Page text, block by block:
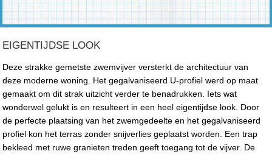
EIGENTIJDSE LOOK
Deze strakke gemetste zwemvijver versterkt de architectuur van
deze moderne woning. Het gegalvaniseerd U-profiel werd op maat
gemaakt om dit strak uitzicht verder te benadrukken. Iets wat
wonderwel gelukt is en resulteert in een heel eigentijdse look. Door
de perfecte plaatsing van het zwemgedeelte en het gegalvaniseerd
profiel kon het terras zonder snijverlies geplaatst worden. Een trap
bekleed met ruwe granieten treden geeft toegang tot de vijver. De